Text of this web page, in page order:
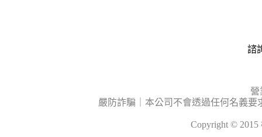
諮
營
嚴防詐騙｜本公司不會透過任何名義
Copyright ©